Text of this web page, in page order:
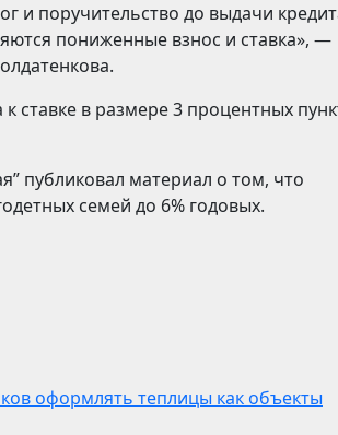
и поручительство до выдачи
пониженные взнос и ставка», —
к ставке в размере 3 процентных
публиковал материал о том, что
семей до 6% годовых.
оформлять теплицы как объекты